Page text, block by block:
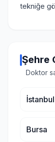
tekniğe
Şehre
Doktor
İstanbul
Bursa